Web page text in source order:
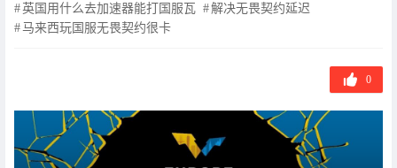
英国用什么去加速器能打国服瓦
解决无畏契约延迟
马来西玩国服无畏契约很卡
0